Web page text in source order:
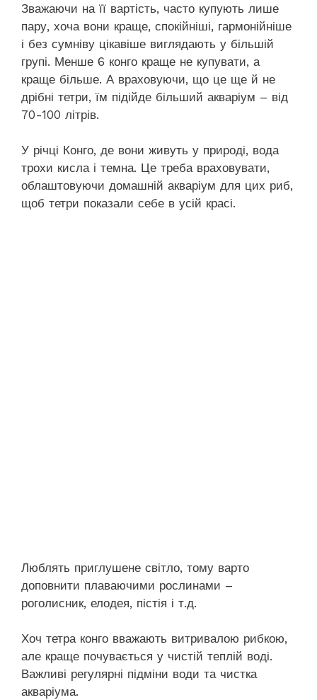
Зважаючи на її вартість, часто купують лише
пару, хоча вони краще, спокійніші, гармонійніше
і без сумніву цікавіше виглядають у більшій
групі. Менше 6 конго краще не купувати, а
краще більше. А враховуючи, що це ще й не
дрібні тетри, їм підійде більший акваріум – від
70-100 літрів.
У річці Конго, де вони живуть у природі, вода
трохи кисла і темна. Це треба враховувати,
облаштовуючи домашній акваріум для цих риб,
щоб тетри показали себе в усій красі.
Люблять приглушене світло, тому варто
доповнити плаваючими рослинами –
роголисник, елодея, пістія і т.д.
Хоч тетра конго вважають витривалою рибкою,
але краще почувається у чистій теплій воді.
Важливі регулярні підміни води та чистка
акваріума.